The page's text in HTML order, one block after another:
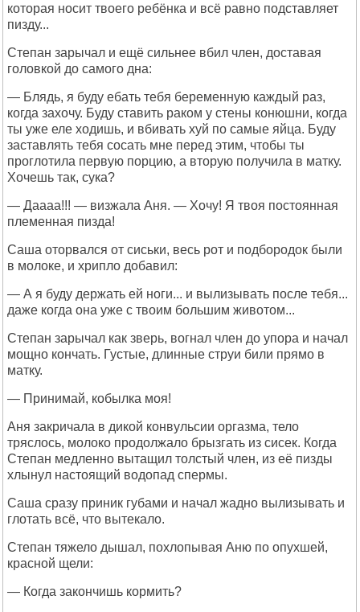
которая носит твоего ребёнка и всё равно подставляет
пизду...
Степан зарычал и ещё сильнее вбил член, доставая
головкой до самого дна:
— Блядь, я буду ебать тебя беременную каждый раз,
когда захочу. Буду ставить раком у стены конюшни, когда
ты уже еле ходишь, и вбивать хуй по самые яйца. Буду
заставлять тебя сосать мне перед этим, чтобы ты
проглотила первую порцию, а вторую получила в матку.
Хочешь так, сука?
— Даааа!!! — визжала Аня. — Хочу! Я твоя постоянная
племенная пизда!
Саша оторвался от сиськи, весь рот и подбородок были
в молоке, и хрипло добавил:
— А я буду держать ей ноги... и вылизывать после тебя...
даже когда она уже с твоим большим животом...
Степан зарычал как зверь, вогнал член до упора и начал
мощно кончать. Густые, длинные струи били прямо в
матку.
— Принимай, кобылка моя!
Аня закричала в дикой конвульсии оргазма, тело
тряслось, молоко продолжало брызгать из сисек. Когда
Степан медленно вытащил толстый член, из её пизды
хлынул настоящий водопад спермы.
Саша сразу приник губами и начал жадно вылизывать и
глотать всё, что вытекало.
Степан тяжело дышал, похлопывая Аню по опухшей,
красной щели:
— Когда закончишь кормить?